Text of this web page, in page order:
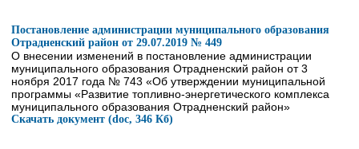
Постановление администрации муниципального образования
Отрадненский район от 29.07.2019 № 449
О внесении изменений в постановление администрации
муниципального образования Отрадненский район от 3
ноября 2017 года № 743 «Об утверждении муниципальной
программы «Развитие топливно-энергетического комплекса
муниципального образования Отрадненский район»
Скачать документ (doc, 346 Кб)